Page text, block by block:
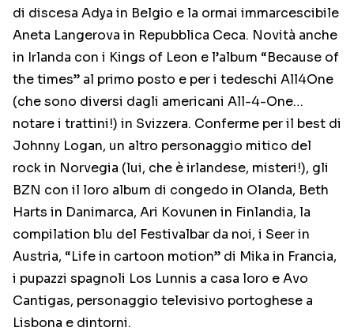
di discesa Adya in Belgio e la ormai immarcescibile
Aneta Langerova in Repubblica Ceca. Novità anche
in Irlanda con i Kings of Leon e l’album “Because of
the times” al primo posto e per i tedeschi All4One
(che sono diversi dagli americani All-4-One…
notare i trattini!) in Svizzera. Conferme per il best di
Johnny Logan, un altro personaggio mitico del
rock in Norvegia (lui, che è irlandese, misteri!), gli
BZN con il loro album di congedo in Olanda, Beth
Harts in Danimarca, Ari Kovunen in Finlandia, la
compilation blu del Festivalbar da noi, i Seer in
Austria, “Life in cartoon motion” di Mika in Francia,
i pupazzi spagnoli Los Lunnis a casa loro e Avo
Cantigas, personaggio televisivo portoghese a
Lisbona e dintorni.